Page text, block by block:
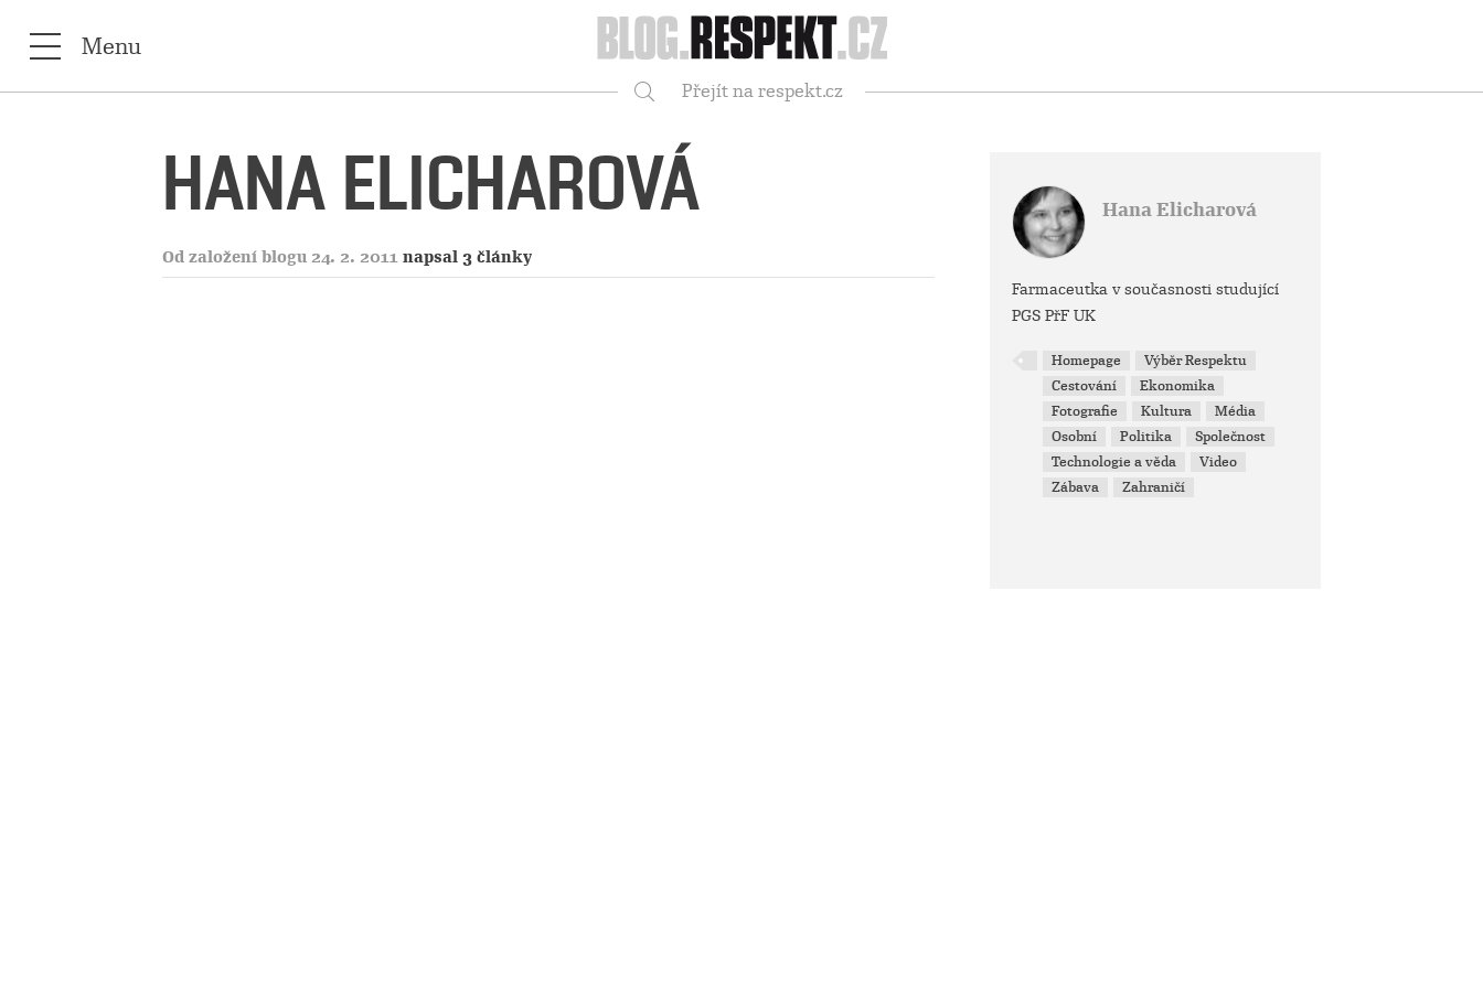
Respekt
Menu
Přejít na respekt.cz
HANA ELICHAROVÁ
Od založení blogu 24. 2. 2011 napsal 3 články
Hana Elicharová
Farmaceutka v současnosti studující
PGS PřF UK
Homepage
Výběr Respektu
Cestování
Ekonomika
Fotografie
Kultura
Média
Osobní
Politika
Společnost
Technologie a věda
Video
Zábava
Zahraničí